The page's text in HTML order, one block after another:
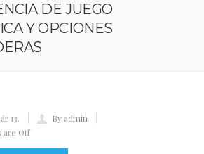
DE JUEGO
Y OPCIONES
13.
By admin
are Off